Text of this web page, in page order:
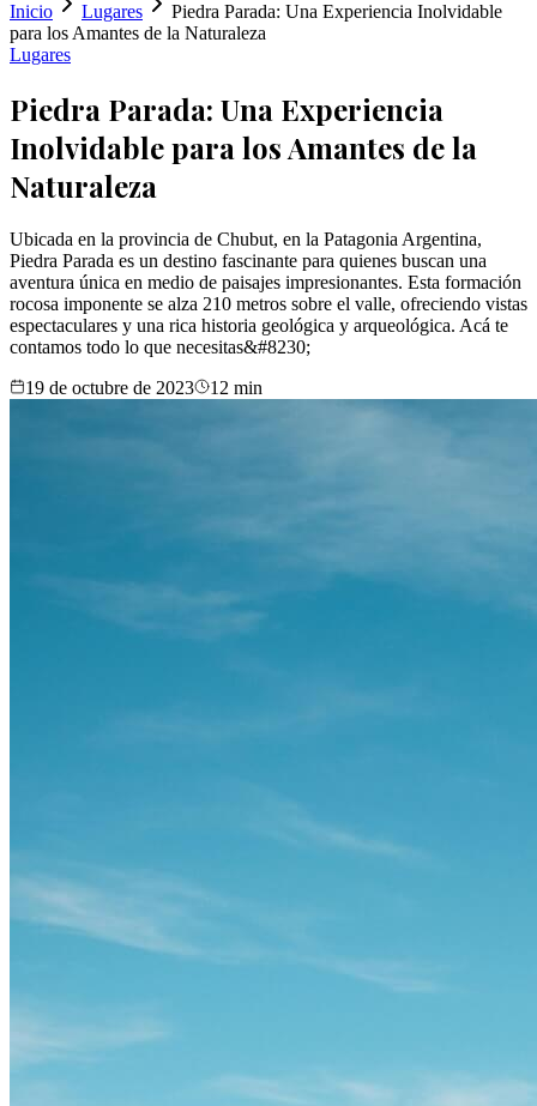
Inicio
Lugares
Piedra Parada: Una Experiencia Inolvidable
para los Amantes de la Naturaleza
Lugares
Piedra Parada: Una Experiencia
Inolvidable para los Amantes de la
Naturaleza
Ubicada en la provincia de Chubut, en la Patagonia Argentina,
Piedra Parada es un destino fascinante para quienes buscan una
aventura única en medio de paisajes impresionantes. Esta formación
rocosa imponente se alza 210 metros sobre el valle, ofreciendo vistas
espectaculares y una rica historia geológica y arqueológica. Acá te
contamos todo lo que necesitas&#8230;
19 de octubre de 2023
12 min